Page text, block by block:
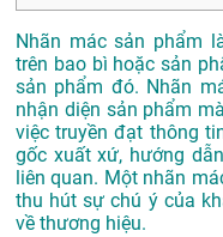
Nhãn mác sản phẩm
trên bao bì hoặc sản
sản phẩm đó. Nhãn
nhận diện sản phẩm
việc truyền đạt thông
gốc xuất xứ, hướng
liên quan. Một nhãn
thu hút sự chú ý của
về thương hiệu.